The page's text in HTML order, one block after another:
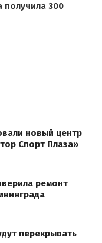
получила 300
новый центр
Спорт Плаза»
ремонт
перекрывать